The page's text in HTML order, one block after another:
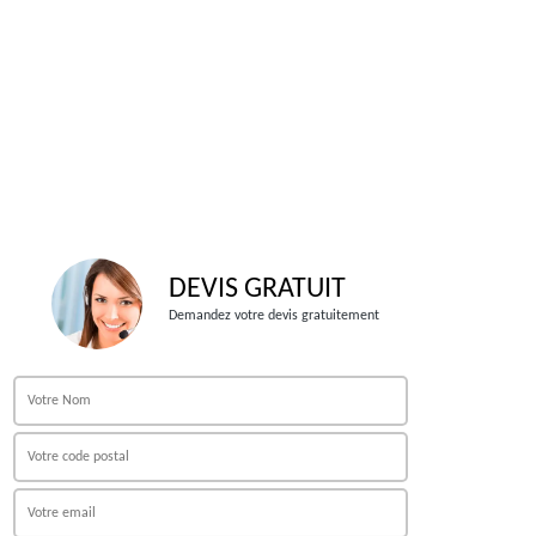
DEVIS GRATUIT
Demandez votre devis gratuitement